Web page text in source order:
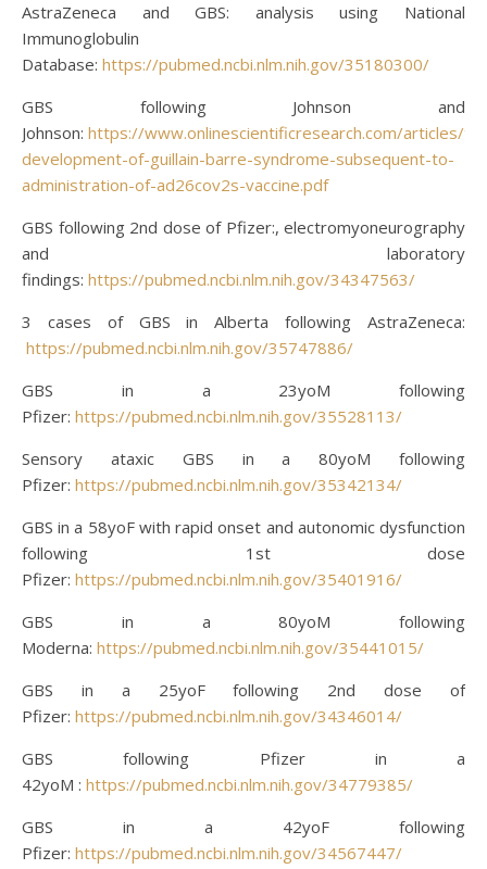
AstraZeneca and GBS: analysis using National
Immunoglobulin
Database: https://pubmed.ncbi.nlm.nih.gov/35180300/
GBS following Johnson and
Johnson: https://www.onlinescientificresearch.com/articles/
development-of-guillain-barre-syndrome-subsequent-to-
administration-of-ad26cov2s-vaccine.pdf
GBS following 2nd dose of Pfizer:, electromyoneurography
and laboratory
findings: https://pubmed.ncbi.nlm.nih.gov/34347563/
3 cases of GBS in Alberta following AstraZeneca:
https://pubmed.ncbi.nlm.nih.gov/35747886/
GBS in a 23yoM following
Pfizer: https://pubmed.ncbi.nlm.nih.gov/35528113/
Sensory ataxic GBS in a 80yoM following
Pfizer: https://pubmed.ncbi.nlm.nih.gov/35342134/
GBS in a 58yoF with rapid onset and autonomic dysfunction
following 1st dose
Pfizer: https://pubmed.ncbi.nlm.nih.gov/35401916/
GBS in a 80yoM following
Moderna: https://pubmed.ncbi.nlm.nih.gov/35441015/
GBS in a 25yoF following 2nd dose of
Pfizer: https://pubmed.ncbi.nlm.nih.gov/34346014/
GBS following Pfizer in a
42yoM : https://pubmed.ncbi.nlm.nih.gov/34779385/
GBS in a 42yoF following
Pfizer: https://pubmed.ncbi.nlm.nih.gov/34567447/